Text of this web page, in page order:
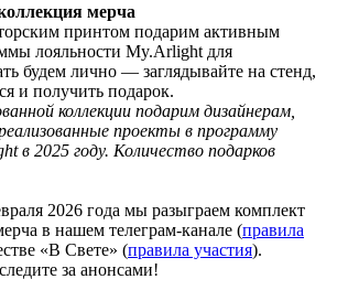
мерча
принтом подарим активным
лояльности My.Arlight для
будем лично — заглядывайте на стенд,
и получить подарок.
коллекции подарим дизайнерам,
проекты в программу
в 2025 году. Количество подарков
2026 года мы разыграем комплект
в нашем телеграм-канале (правила
«В Свете» (правила участия).
за анонсами!